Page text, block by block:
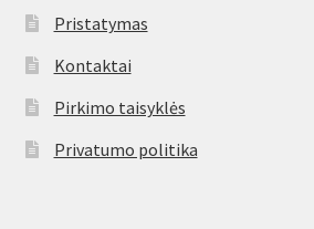
Pristatymas
Kontaktai
Pirkimo taisyklės
Privatumo politika